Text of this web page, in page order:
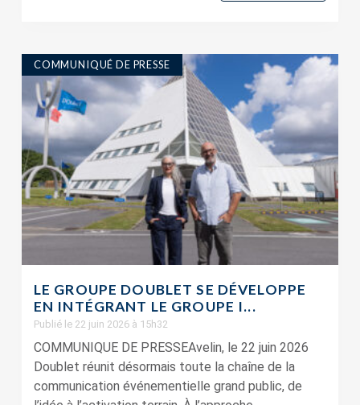
COMMUNIQUÉ DE PRESSE
LE GROUPE DOUBLET SE DÉVELOPPE
EN INTÉGRANT LE GROUPE I...
Publié le 22 juin 2026 à 15h32
COMMUNIQUE DE PRESSEAvelin, le 22 juin 2026
Doublet réunit désormais toute la chaîne de la
communication événementielle grand public, de